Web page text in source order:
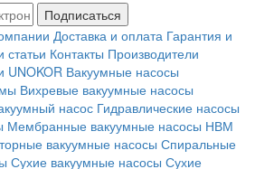
Подписаться
Доставка и оплата Гарантия и
статьи Контакты Производители
UNOKOR Вакуумные насосы
Вихревые вакуумные насосы
насос Гидравлические насосы
Мембранные вакуумные насосы НВМ
вакуумные насосы Спиральные
Сухие вакуумные насосы Сухие